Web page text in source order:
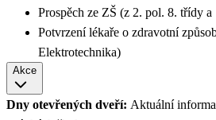
Prospěch ze ZŠ (z 2. pol. 8. třídy
Potvrzení lékaře o zdravotní
Elektrotechnika)
Akce
Dny otevřených dveří: Aktuální